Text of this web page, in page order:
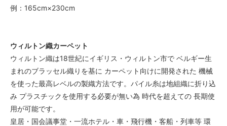
例：165cm×230cm
ウィルトン織カーペット
ウィルトン織は18世紀にイギリス・ウィルトン市で ベルギー生
まれのブラッセル織りを基に カーペット向けに開発された 機械
を使った最高レベルの製織方法です。パイル糸は地組織に折り込
み プラスチックを使用する必要が無い為 時代を超えての 長期使
用が可能です。
皇居・国会議事堂・一流ホテル・車・飛行機・客船・列車等 環